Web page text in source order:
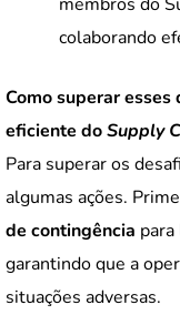
colaborando
Como superar
eficiente doSupply
Para superar os
algumas ações.
de contingência
garantindo que a
situações adversas.